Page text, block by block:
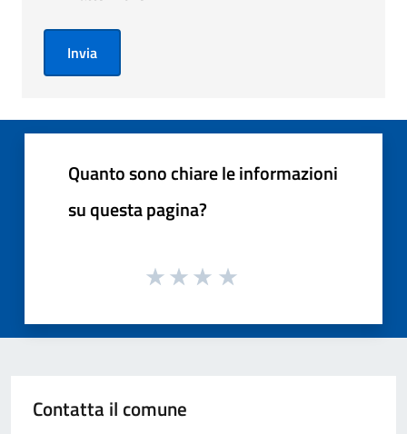
Invia
Quanto sono chiare le informazioni
su questa pagina?
Contatta il comune